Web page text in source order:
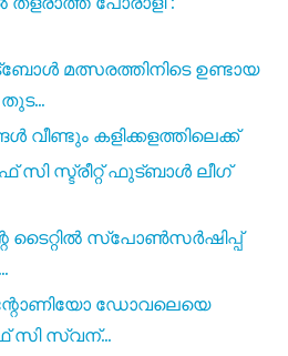
മത്സരത്തിനിടെ ഉണ്ടായ
വീണ്ടും കളിക്കളത്തിലെക്ക്
സി സ്ട്രീറ്റ് ഫുട്ബാൾ ലീഗ്
സ്പോൺസർഷിപ്പ്
ഡോവലെയെ
സ്വന്...